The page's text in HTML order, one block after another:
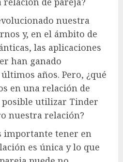
nuestra
y, en el ámbito de
las aplicaciones
han ganado
años. Pero, ¿qué
en una relación de
posible utilizar Tinder
nuestra relación?
importante tener en
es única y lo que